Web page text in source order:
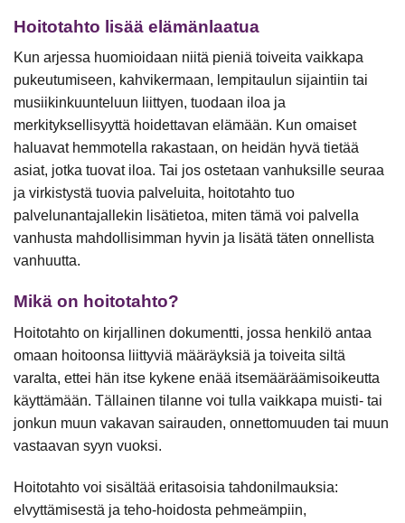
Hoitotahto lisää elämänlaatua
Kun arjessa huomioidaan niitä pieniä toiveita vaikkapa
pukeutumiseen, kahvikermaan, lempitaulun sijaintiin tai
musiikinkuunteluun liittyen, tuodaan iloa ja
merkityksellisyyttä hoidettavan elämään. Kun omaiset
haluavat hemmotella rakastaan, on heidän hyvä tietää
asiat, jotka tuovat iloa. Tai jos ostetaan vanhuksille seuraa
ja virkistystä tuovia palveluita, hoitotahto tuo
palvelunantajallekin lisätietoa, miten tämä voi palvella
vanhusta mahdollisimman hyvin ja lisätä täten onnellista
vanhuutta.
Mikä on hoitotahto?
Hoitotahto on kirjallinen dokumentti, jossa henkilö antaa
omaan hoitoonsa liittyviä määräyksiä ja toiveita siltä
varalta, ettei hän itse kykene enää itsemääräämisoikeutta
käyttämään. Tällainen tilanne voi tulla vaikkapa muisti- tai
jonkun muun vakavan sairauden, onnettomuuden tai muun
vastaavan syyn vuoksi.
Hoitotahto voi sisältää eritasoisia tahdonilmauksia:
elvyttämisestä ja teho-hoidosta pehmeämpiin,